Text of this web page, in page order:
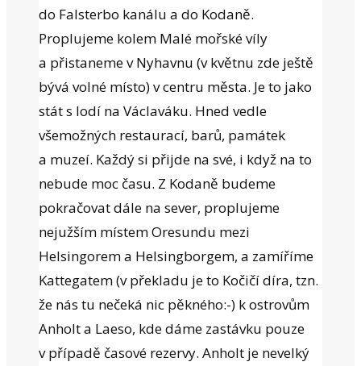
do Falsterbo kanálu a do Kodaně.
Proplujeme kolem Malé mořské víly
a přistaneme v Nyhavnu (v květnu zde ještě
bývá volné místo) v centru města. Je to jako
stát s lodí na Václaváku. Hned vedle
všemožných restaurací, barů, památek
a muzeí. Každý si přijde na své, i když na to
nebude moc času. Z Kodaně budeme
pokračovat dále na sever, proplujeme
nejužším místem Oresundu mezi
Helsingorem a Helsingborgem, a zamíříme
Kattegatem (v překladu je to Kočičí díra, tzn.
že nás tu nečeká nic pěkného:-) k ostrovům
Anholt a Laeso, kde dáme zastávku pouze
v případě časové rezervy. Anholt je nevelký